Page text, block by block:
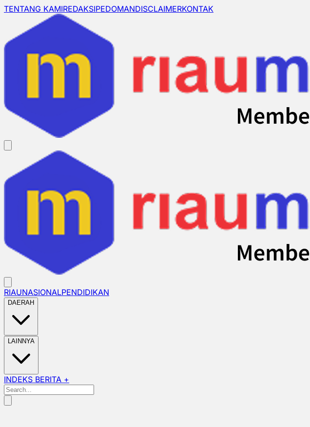
TENTANG KAMIREDAKSIPEDOMANDISCLAIMERKONTAK
RIAUNASIONALPENDIDIKAN
DAERAH
LAINNYA
INDEKS BERITA +